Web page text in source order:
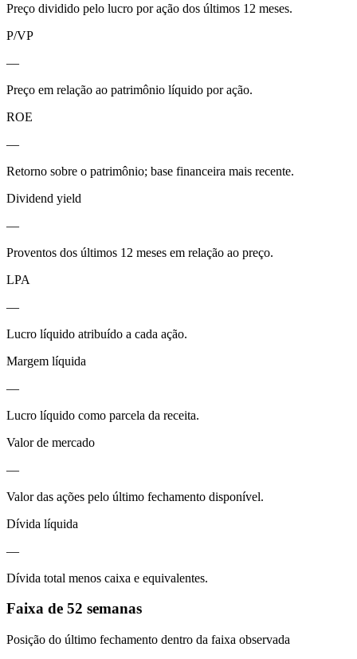
Preço dividido pelo lucro por ação dos últimos 12 meses.
P/VP
—
Preço em relação ao patrimônio líquido por ação.
ROE
—
Retorno sobre o patrimônio; base financeira mais recente.
Dividend yield
—
Proventos dos últimos 12 meses em relação ao preço.
LPA
—
Lucro líquido atribuído a cada ação.
Margem líquida
—
Lucro líquido como parcela da receita.
Valor de mercado
—
Valor das ações pelo último fechamento disponível.
Dívida líquida
—
Dívida total menos caixa e equivalentes.
Faixa de 52 semanas
Posição do último fechamento dentro da faixa observada